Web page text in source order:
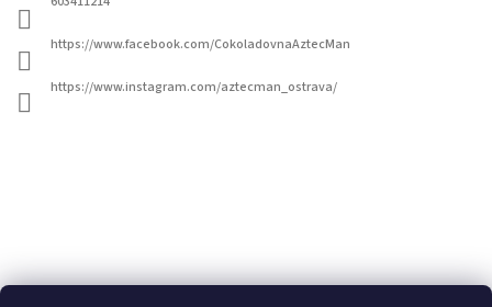
https://www.facebook.com/CokoladovnaAztecMan
https://www.instagram.com/aztecman_ostrava/